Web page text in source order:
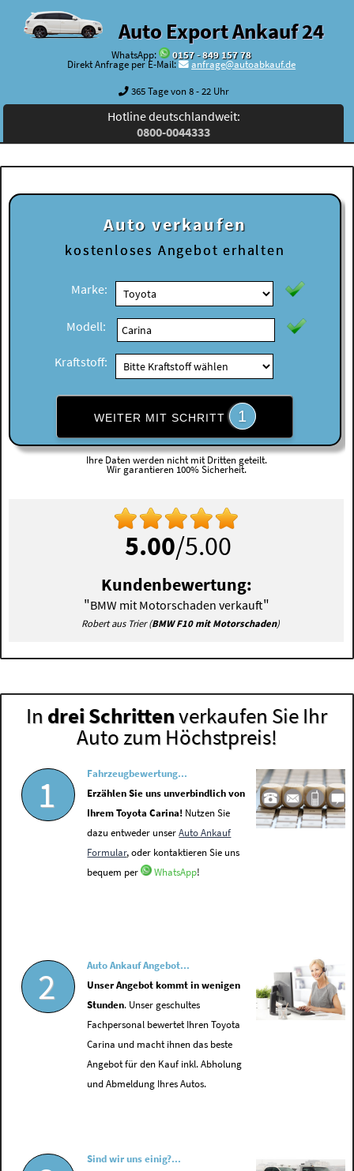
Auto Export Ankauf 24
WhatsApp:
0157 - 849 157 78
Direkt Anfrage per E-Mail:
anfrage@autoabkauf.de
365 Tage von 8 - 22 Uhr
Hotline deutschlandweit:
0800-0044333
Auto verkaufen
kostenloses Angebot erhalten
Marke:
Modell:
Kraftstoff:
WEITER MIT SCHRITT 1
Ihre Daten werden nicht mit Dritten geteilt.
Wir garantieren 100% Sicherheit.
5.00/5.00
Kundenbewertung:
"BMW mit Motorschaden verkauft"
Robert aus Trier (BMW F10 mit Motorschaden)
In drei Schrittenverkaufen Sie Ihr
Auto zum Höchstpreis!
1
Fahrzeugbewertung...
Erzählen Sie uns unverbindlich von
Ihrem Toyota Carina! Nutzen Sie
dazu entweder unserAuto Ankauf
Formular, oder kontaktieren Sie uns
bequem per
WhatsApp!
2
Auto Ankauf Angebot...
Unser Angebot kommt in wenigen
Stunden. Unser geschultes
Fachpersonal bewertet Ihren Toyota
Carina und macht ihnen das beste
Angebot für den Kauf inkl. Abholung
und Abmeldung Ihres Autos.
Sind wir uns einig?...